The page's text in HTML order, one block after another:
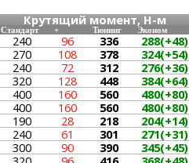
Крутящий момент, Н-м
Стандарт + Тюнинг Эконом
240 96 336 288(+48)
270 108 378 324(+54)
240 72 312 276(+36)
320 128 448 384(+64)
400 160 560 480(+80)
400 160 560 480(+80)
190 28 218 204(+14)
240 61 301 271(+31)
300 90 390 345(+45)